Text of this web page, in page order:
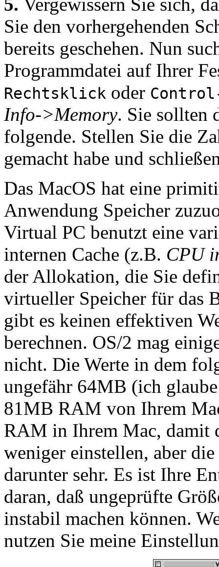
Sie den vorhergehenden
bereits geschehen. Nun
Programmdatei auf Ihrer
Rechtsklick oder
Info->Memory. Sie sollten
folgende. Stellen Sie die
gemacht habe und
Das MacOS hat eine
Anwendung Speicher
Virtual PC benutzt eine
internen Cache (z.B. CPU
der Allokation, die Sie
virtueller Speicher für das
gibt es keinen effektiven
berechnen. OS/2 mag
nicht. Die Werte in dem
ungefähr 64MB (ich
81MB RAM von Ihrem
RAM in Ihrem Mac, damit
weniger einstellen, aber
darunter sehr. Es ist Ihre
daran, daß ungeprüfte
instabil machen können.
nutzen Sie meine